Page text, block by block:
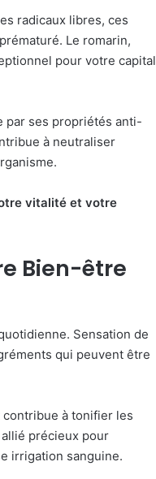
radicaux libres, ces
Le romarin,
pour votre capital
par ses propriétés anti-
à neutraliser
vitalité et votre
Bien-être
Sensation de
qui peuvent être
à tonifier les
précieux pour
irrigation sanguine.